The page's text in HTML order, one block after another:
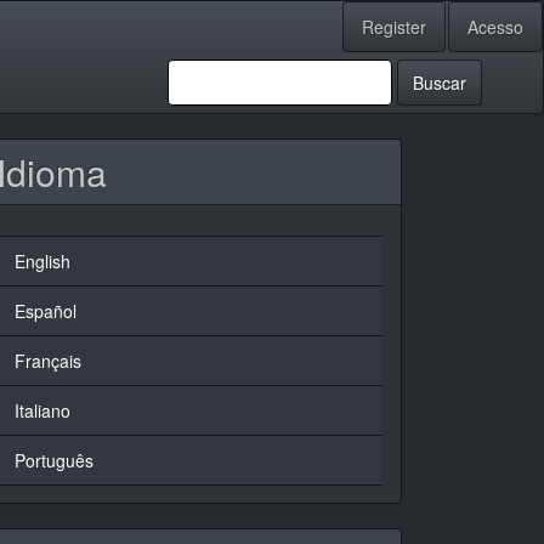
Register Acesso
Buscar
Idioma
English
Español
Français
Italiano
Português